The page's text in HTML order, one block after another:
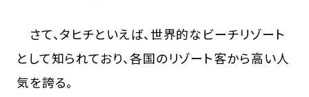
さて、タヒチといえば、世界的なビーチリゾート
として知られており、各国のリゾート客から高い人
気を誇る。